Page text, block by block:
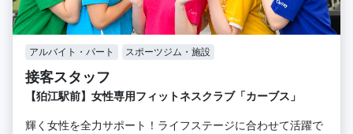
アルバイト・パート スポーツジム・施設
接客スタッフ
【狛江駅前】女性専用フィットネスクラブ「カーブス」
輝く女性を全力サポート！ライフステージに合わせて活躍で